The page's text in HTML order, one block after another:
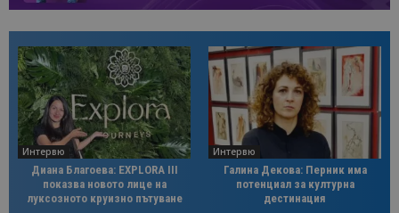
Интервю
Диана Благоева: EXPLORA III
показва новото лице на
луксозното круизно пътуване
Интервю
Галина Декова: Перник има
потенциал за културна
дестинация